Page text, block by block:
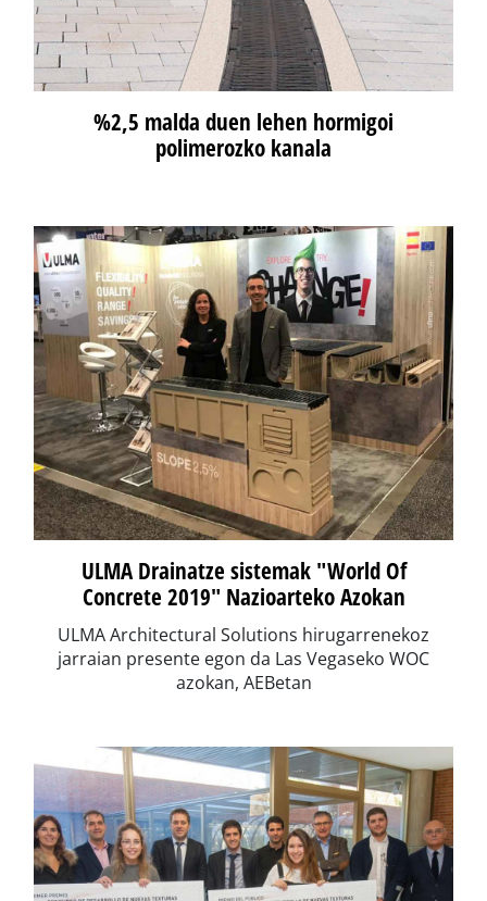
%2,5 malda duen lehen hormigoi
polimerozko kanala
ULMA Drainatze sistemak "World Of
Concrete 2019" Nazioarteko Azokan
ULMA Architectural Solutions hirugarrenekoz
jarraian presente egon da Las Vegaseko WOC
azokan, AEBetan